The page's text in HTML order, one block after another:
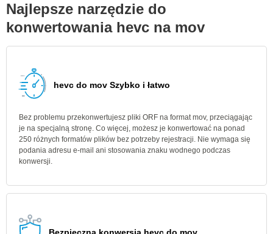
Najlepsze narzędzie do
konwertowania hevc na mov
hevc do mov Szybko i łatwo
Bez problemu przekonwertujesz pliki ORF na format mov, przeciągając
je na specjalną stronę. Co więcej, możesz je konwertować na ponad
250 różnych formatów plików bez potrzeby rejestracji. Nie wymaga się
podania adresu e-mail ani stosowania znaku wodnego podczas
konwersji.